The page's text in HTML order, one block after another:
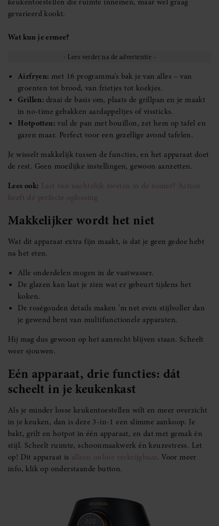
gevarieerd kookt.
Wat kun je ermee?
Airfryen: met 16 programma’s bak je van alles – van
groenten tot brood, van frietjes tot koekjes.
Grillen: draai de basis om, plaats de grillpan en je maakt
in no-time gebakken aardappeltjes of vissticks.
Hotpotten: vul de pan met bouillon, zet hem op tafel en
garen maar. Perfect voor een gezellige avond tafelen.
Je wisselt makkelijk tussen de functies, en het apparaat doet
de rest. Geen moeilijke instellingen, gewoon aanzetten.
Lees ook: Last van nachtelijk zweten in de zomer? Action
heeft dé perfecte oplossing
Makkelijker wordt het niet
Wat dit apparaat extra fijn maakt, is dat je geen gedoe hebt
na het eten.
Alle onderdelen mogen in de vaatwasser.
De glazen kan laat je zien wat er gebeurt tijdens het
koken.
De roségouden details maken ’m net even stijlvoller dan
je gewend bent van multifunctionele apparaten.
Hij mag dus gewoon op het aanrecht blijven staan. Scheelt
weer sjouwen.
Eén apparaat, drie functies: dát
scheelt in je keukenkast
Als je minder losse keukentoestellen wilt en meer overzicht
in je keuken, dan is deze 3-in-1 een slimme aankoop. Je
bakt, grilt en hotpot in één apparaat, en dat met gemak én
stijl. Scheelt ruimte, schoonmaakwerk én keuzestress. Let
op! Dit apparaat is alleen online verkrijgbaar. Voor meer
info, klik op onderstaande button.